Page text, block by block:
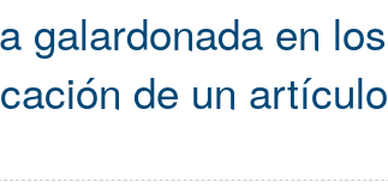
galardonada en los
de un artículo